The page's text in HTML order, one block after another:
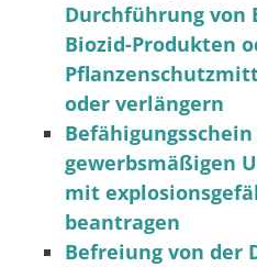
Durchführung von
Biozid-Produkten
oder verlängern
gewerbsmäßigen
mit
beantragen
Befreiung von der